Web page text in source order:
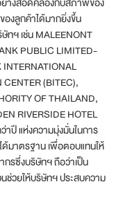
งลูกค้าได้มากยิ่งขึ้น
ทฯ เช่น MALEENONT
PUBLIC LIMITED-
(BITEC),
OF THAILAND,
RIVERSIDE HOTEL
าปี แห่งความมุ่งมั่นในการ
าตรฐาน เพื่อตอบแทนให้
รซึ่งบริษัทฯ ถือว่าเป็น
วยให้บริษัทฯ ประสบความ